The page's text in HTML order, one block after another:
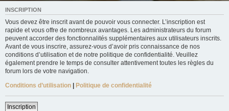
INSCRIPTION
Vous devez être inscrit avant de pouvoir vous connecter. L’inscription est
rapide et vous offre de nombreux avantages. Les administrateurs du forum
peuvent accorder des fonctionnalités supplémentaires aux utilisateurs inscrits.
Avant de vous inscrire, assurez-vous d’avoir pris connaissance de nos
conditions d’utilisation et de notre politique de confidentialité. Veuillez
également prendre le temps de consulter attentivement toutes les règles du
forum lors de votre navigation.
Conditions d’utilisation | Politique de confidentialité
Inscription